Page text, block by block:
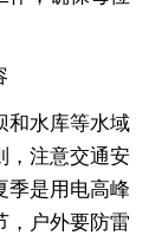
和水库等水域
，注意交通安
季是用电高峰
，户外要防雷